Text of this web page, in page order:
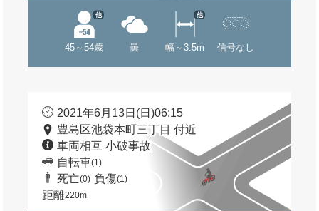
45～54歳
他
曇 幅～3.5m
他
信号なし
2021年6月13日(日)06:15
豊島区池袋本町三丁目 付近
車両相互 小破事故
自転車(1)
死亡(0) 負傷(1)
距離220m